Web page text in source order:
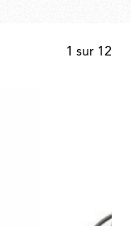
1 sur 12